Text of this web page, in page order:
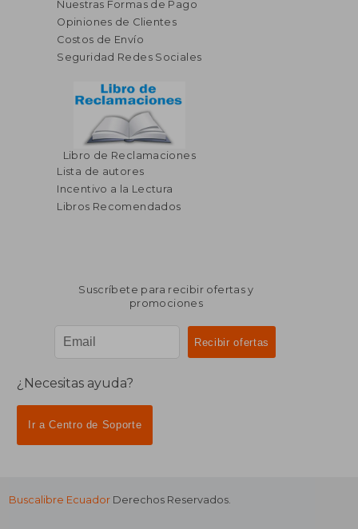
Nuestras Formas de Pago
Opiniones de Clientes
Costos de Envío
Seguridad Redes Sociales
Libro de Reclamaciones
Lista de autores
Incentivo a la Lectura
Libros Recomendados
Suscríbete para recibir ofertas y
promociones
¿Necesitas ayuda?
Ir a Centro de Soporte
Buscalibre Ecuador Derechos Reservados.